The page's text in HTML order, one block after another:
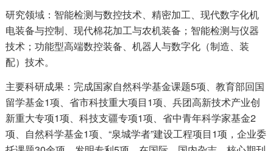
研究领域：智能检测与数控技术、精密加工、现代数字化机
电装备与控制、现代棉花加工与农机装备；智能检测与仪器
技术；功能型高端数控装备、机器人与数字化（制造、装
配）技术。
主要科研成果：完成国家自然科学基金课题5项、教育部回国
留学基金1项、省市科技重大项目1项、兵团高新技术产业创
新重大专项1项、科技支疆专项1项、省中青年科学家基金2
项、自然科学基金1项、“泉城学者”建设工程项目1项，企业委